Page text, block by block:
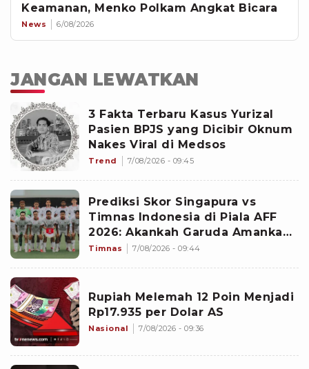
Keamanan, Menko Polkam Angkat Bicara
News 6/08/2026
JANGAN LEWATKAN
3 Fakta Terbaru Kasus Yurizal
Pasien BPJS yang Dicibir Oknum
Nakes Viral di Medsos
Trend 7/08/2026 - 09:45
Prediksi Skor Singapura vs
Timnas Indonesia di Piala AFF
2026: Akankah Garuda Amankan
Tiket Semifinal?
Timnas 7/08/2026 - 09:44
Rupiah Melemah 12 Poin Menjadi
Rp17.935 per Dolar AS
Nasional 7/08/2026 - 09:36